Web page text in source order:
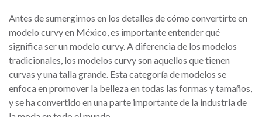
Antes de sumergirnos en los detalles de cómo convertirte en
modelo curvy en México, es importante entender qué
significa ser un modelo curvy. A diferencia de los modelos
tradicionales, los modelos curvy son aquellos que tienen
curvas y una talla grande. Esta categoría de modelos se
enfoca en promover la belleza en todas las formas y tamaños,
y se ha convertido en una parte importante de la industria de